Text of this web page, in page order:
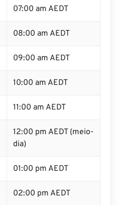
07:00 am AEDT
08:00 am AEDT
09:00 am AEDT
10:00 am AEDT
11:00 am AEDT
12:00 pm AEDT (meio-
dia)
01:00 pm AEDT
02:00 pm AEDT